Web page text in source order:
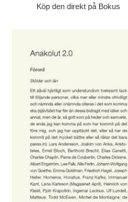
Köp den direkt på Bokus